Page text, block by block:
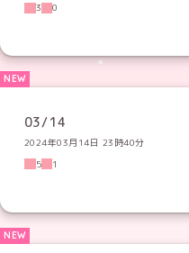
3
0
03/14
2024年03月14日 23時40分
5
1